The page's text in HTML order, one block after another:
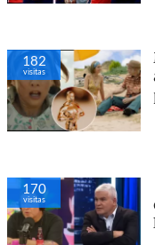
182
visitas
170
visitas